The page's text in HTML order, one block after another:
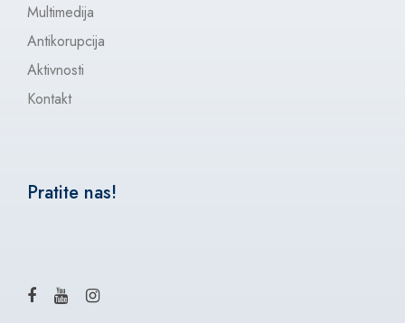
Multimedija
Antikorupcija
Aktivnosti
Kontakt
Pratite nas!